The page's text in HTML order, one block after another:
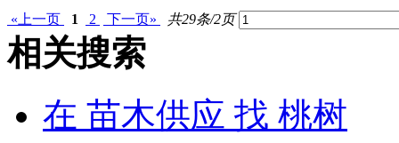
«上一页 1 2 下一页» 共29条/2页
相关搜索
在 苗木供应 找 桃树